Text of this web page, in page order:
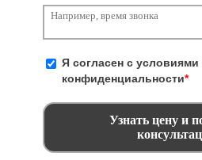
Я согласен с условиями
конфиденциальности*